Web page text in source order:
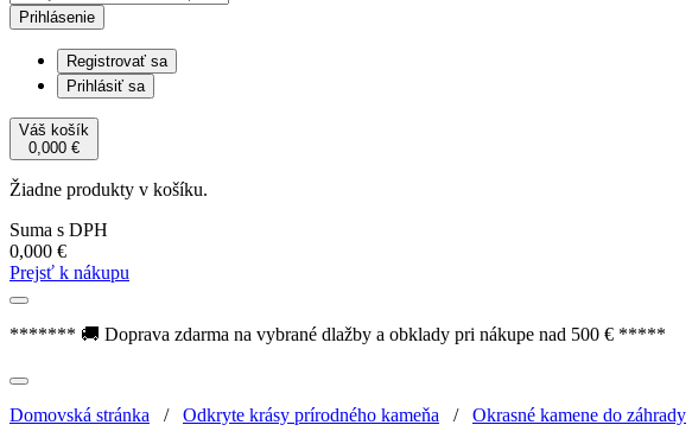
Prihlásenie
Registrovať sa
Prihlásiť sa
Váš košík
0,000 €
Žiadne produkty v košíku.
Suma s DPH
0,000 €
Prejsť k nákupu
******* 🚚 Doprava zdarma na vybrané dlažby a obklady pri nákupe nad 500 € *****
Domovská stránka / Odkryte krásy prírodného kameňa / Okrasné kamene do záhrady